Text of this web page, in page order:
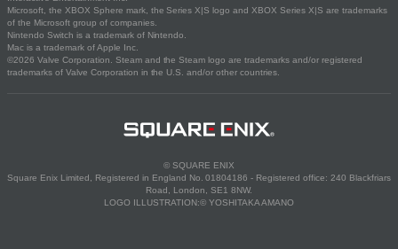
Microsoft, the XBOX Sphere mark, the Series X|S logo and XBOX Series X|S are trademarks
of the Microsoft group of companies.
Nintendo Switch is a trademark of Nintendo.
Mac is a trademark of Apple Inc.
©2026 Valve Corporation. Steam and the Steam logo are trademarks and/or registered
trademarks of Valve Corporation in the U.S. and/or other countries.
© SQUARE ENIX
Square Enix Limited, Registered in England No. 01804186 - Registered office: 240 Blackfriars
Road, London, SE1 8NW.
LOGO ILLUSTRATION:© YOSHITAKA AMANO